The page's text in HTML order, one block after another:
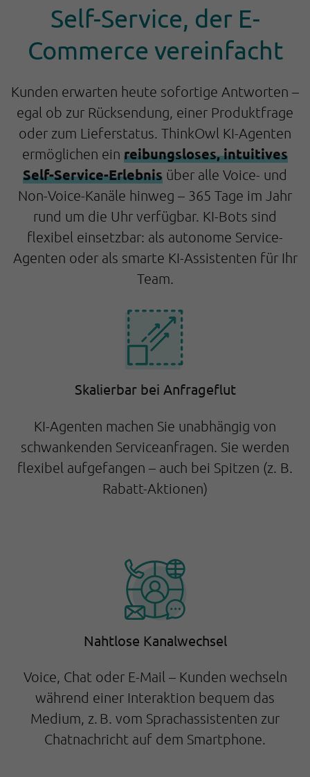
Self-Service, der E-
Commerce vereinfacht
Kunden erwarten heute sofortige Antworten –
egal ob zur Rücksendung, einer Produktfrage
oder zum Lieferstatus. ThinkOwl KI-Agenten
ermöglichen ein reibungsloses, intuitives
Self-Service-Erlebnis über alle Voice- und
Non-Voice-Kanäle hinweg – 365 Tage im Jahr
rund um die Uhr verfügbar. KI-Bots sind
flexibel einsetzbar: als autonome Service-
Agenten oder als smarte KI-Assistenten für Ihr
Team.
Skalierbar bei Anfrageflut
KI-Agenten machen Sie unabhängig von
schwankenden Serviceanfragen. Sie werden
flexibel aufgefangen – auch bei Spitzen (z. B.
Rabatt-Aktionen)
Nahtlose Kanalwechsel
Voice, Chat oder E-Mail – Kunden wechseln
während einer Interaktion bequem das
Medium, z. B. vom Sprachassistenten zur
Chatnachricht auf dem Smartphone.